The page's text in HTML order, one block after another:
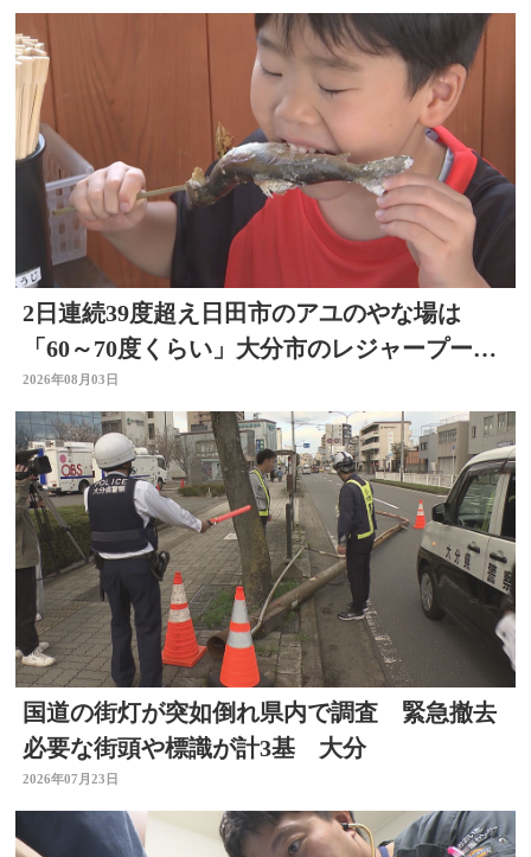
2日連続39度超え日田市のアユのやな場は
「60～70度くらい」大分市のレジャープール
も賑わう 大分
2026年08月03日
国道の街灯が突如倒れ県内で調査 緊急撤去
必要な街頭や標識が計3基 大分
2026年07月23日